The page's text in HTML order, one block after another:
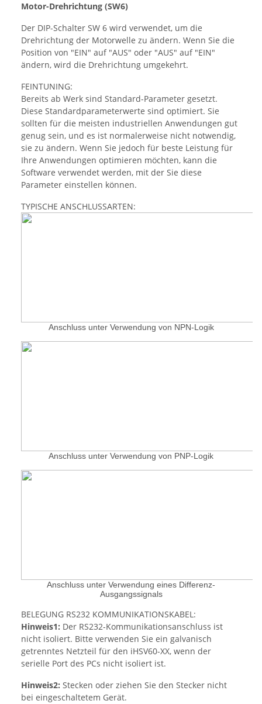
Motor-Drehrichtung (SW6)
Der DIP-Schalter SW 6 wird verwendet, um die
Drehrichtung der Motorwelle zu ändern. Wenn Sie die
Position von "EIN" auf "AUS" oder "AUS" auf "EIN"
ändern, wird die Drehrichtung umgekehrt.
FEINTUNING:
Bereits ab Werk sind Standard-Parameter gesetzt.
Diese Standardparameterwerte sind optimiert. Sie
sollten für die meisten industriellen Anwendungen gut
genug sein, und es ist normalerweise nicht notwendig,
sie zu ändern. Wenn Sie jedoch für beste Leistung für
Ihre Anwendungen optimieren möchten, kann die
Software verwendet werden, mit der Sie diese
Parameter einstellen können.
TYPISCHE ANSCHLUSSARTEN:
Anschluss unter Verwendung von NPN-Logik
Anschluss unter Verwendung von PNP-Logik
Anschluss unter Verwendung eines Differenz-
Ausgangssignals
BELEGUNG RS232 KOMMUNIKATIONSKABEL:
Hinweis1: Der RS232-Kommunikationsanschluss ist
nicht isoliert. Bitte verwenden Sie ein galvanisch
getrenntes Netzteil für den iHSV60-XX, wenn der
serielle Port des PCs nicht isoliert ist.
Hinweis2: Stecken oder ziehen Sie den Stecker nicht
bei eingeschaltetem Gerät.